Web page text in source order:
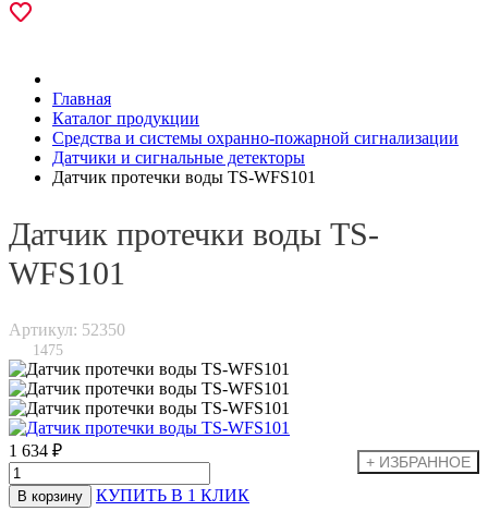
Главная
Каталог продукции
Средства и системы охранно-пожарной сигнализации
Датчики и сигнальные детекторы
Датчик протечки воды TS-WFS101
Датчик протечки воды TS-
WFS101
Артикул: 52350
1475
1 634 ₽
КУПИТЬ В 1 КЛИК